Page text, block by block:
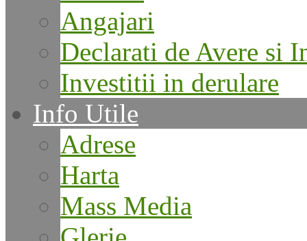
Angajari
Declarati de Avere si
Investitii in derulare
Info Utile
Adrese
Harta
Mass Media